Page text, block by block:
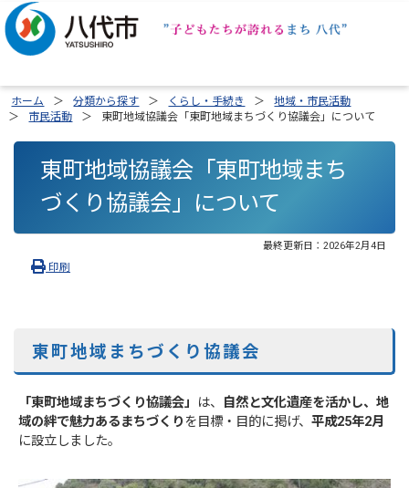
ホーム 分類から探す くらし・手続き
地域・市民活動
市民活動
東町地域協議会「東町地域まちづくり協議会」について
東町地域協議会「東町地域まち
づくり協議会」について
最終更新日： 2026年2月4日
印刷
東町地域まちづくり協議会
「東町地域まちづくり協議会」 は、 自然と文化遺産を活かし、地
域の絆で魅力あるまちづくり を目標・目的に掲げ、平成25年2月
に設立しました。